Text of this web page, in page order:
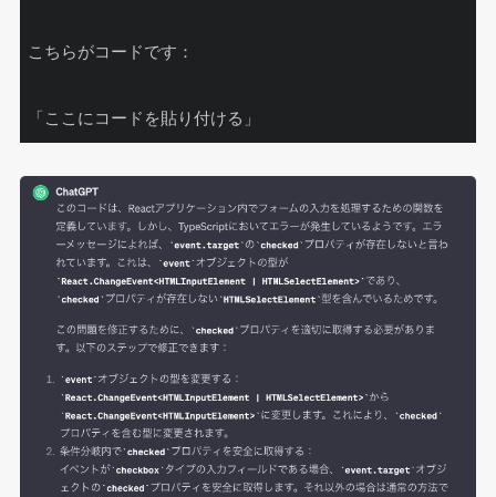
こちらがコードです：
「ここにコードを貼り付ける」